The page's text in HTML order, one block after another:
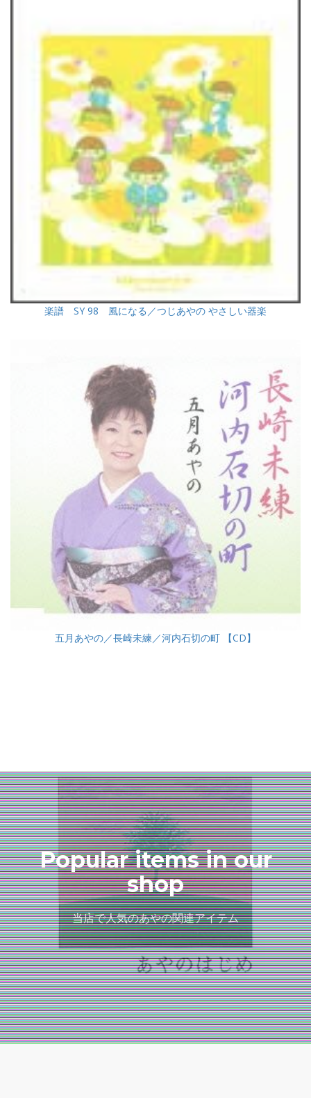
楽譜 SY 98 風になる／つじあやの やさしい器楽
五月あやの／長崎未練／河内石切の町 【CD】
Popular items in our
shop
当店で人気のあやの関連アイテム